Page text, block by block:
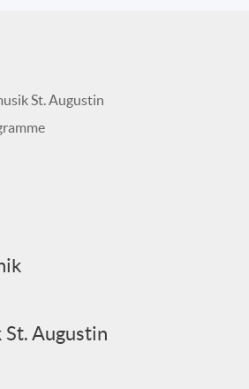
St. Augustin
Augustin